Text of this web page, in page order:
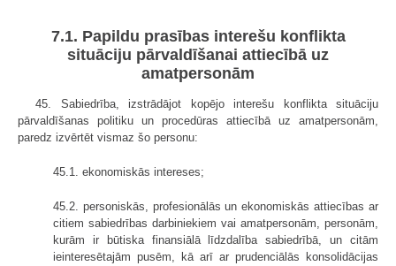
7.1. Papildu prasības interešu konflikta
situāciju pārvaldīšanai attiecībā uz
amatpersonām
45. Sabiedrība, izstrādājot kopējo interešu konflikta situāciju
pārvaldīšanas politiku un procedūras attiecībā uz amatpersonām,
paredz izvērtēt vismaz šo personu:
45.1. ekonomiskās intereses;
45.2. personiskās, profesionālās un ekonomiskās attiecības ar
citiem sabiedrības darbiniekiem vai amatpersonām, personām,
kurām ir būtiska finansiālā līdzdalība sabiedrībā, un citām
ieinteresētajām pusēm, kā arī ar prudenciālās konsolidācijas